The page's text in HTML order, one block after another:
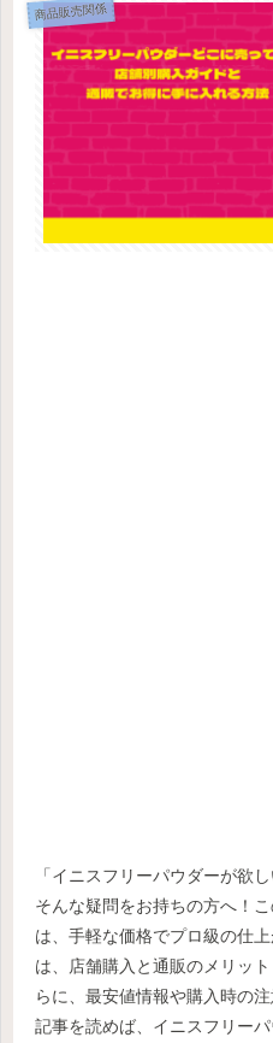
商品販売関係
「イニスフリーパウダーが欲
そんな疑問をお持ちの方へ！
は、手軽な価格でプロ級の仕
は、店舗購入と通販のメリッ
らに、最安値情報や購入時の
記事を読めば、イニスフリー